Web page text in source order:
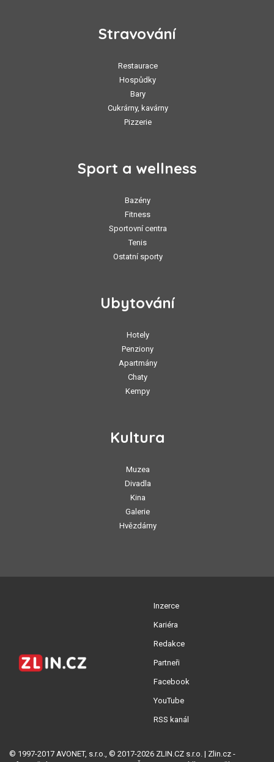
Stravování
Restaurace
Hospůdky
Bary
Cukrárny, kavárny
Pizzerie
Sport a wellness
Bazény
Fitness
Sportovní centra
Tenis
Ostatní sporty
Ubytování
Hotely
Penziony
Apartmány
Chaty
Kempy
Kultura
Muzea
Divadla
Kina
Galerie
Hvězdárny
Inzerce
Kariéra
Redakce
Partneři
Facebook
YouTube
RSS kanál
© 1997-2017 AVONET, s.r.o., © 2017-2026 ZLIN.CZ s.r.o. | Zlin.cz -